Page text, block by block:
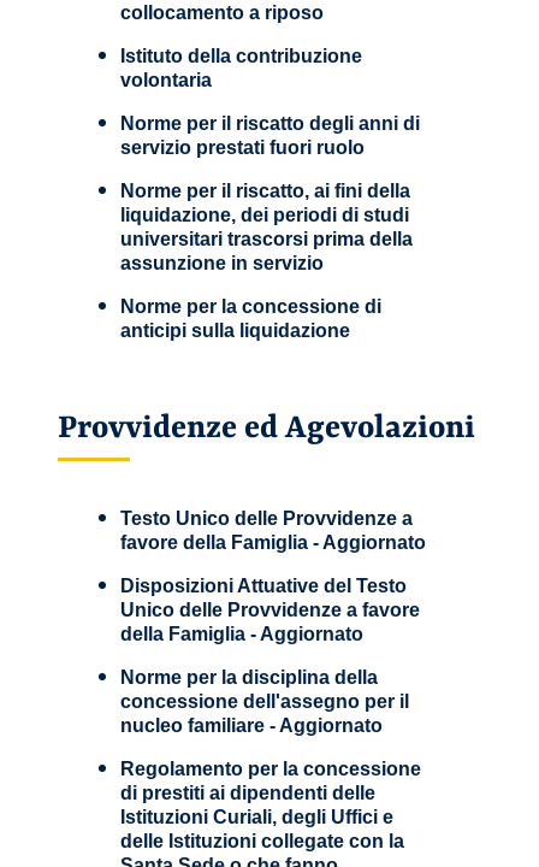
collocamento a riposo
Istituto della contribuzione
volontaria
Norme per il riscatto degli anni di
servizio prestati fuori ruolo
Norme per il riscatto, ai fini della
liquidazione, dei periodi di studi
universitari trascorsi prima della
assunzione in servizio
Norme per la concessione di
anticipi sulla liquidazione
Provvidenze ed Agevolazioni
Testo Unico delle Provvidenze a
favore della Famiglia - Aggiornato
Disposizioni Attuative del Testo
Unico delle Provvidenze a favore
della Famiglia - Aggiornato
Norme per la disciplina della
concessione dell'assegno per il
nucleo familiare - Aggiornato
Regolamento per la concessione
di prestiti ai dipendenti delle
Istituzioni Curiali, degli Uffici e
delle Istituzioni collegate con la